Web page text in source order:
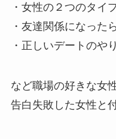
・女性の２つのタイ
・友達関係になった
・正しいデートのや
など職場の好きな女
告白失敗した女性と